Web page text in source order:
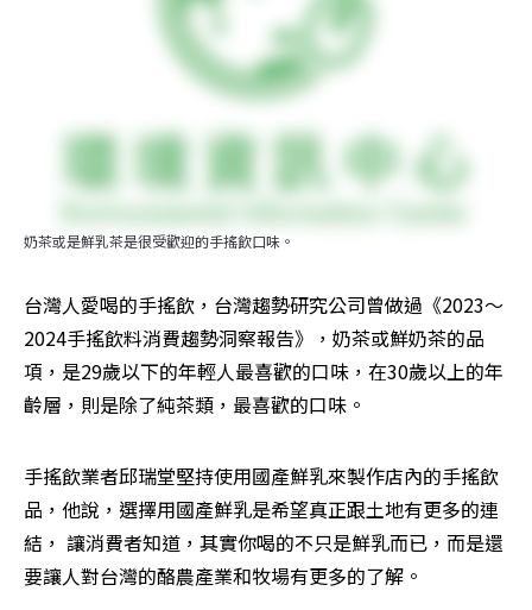
奶茶或是鮮乳茶是很受歡迎的手搖飲口味。
台灣人愛喝的手搖飲，台灣趨勢研究公司曾做過《2023～
2024手搖飲料消費趨勢洞察報告》，奶茶或鮮奶茶的品
項，是29歲以下的年輕人最喜歡的口味，在30歲以上的年
齡層，則是除了純茶類，最喜歡的口味。
手搖飲業者邱瑞堂堅持使用國產鮮乳來製作店內的手搖飲
品，他說，選擇用國產鮮乳是希望真正跟土地有更多的連
結， 讓消費者知道，其實你喝的不只是鮮乳而已，而是還
要讓人對台灣的酪農產業和牧場有更多的了解。